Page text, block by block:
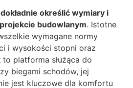
określić wymiary i
budowlanym. Istotne
wymagane normy
i wysokości stopni oraz
to platforma służąca do
biegami schodów, jej
jest kluczowe dla komfortu